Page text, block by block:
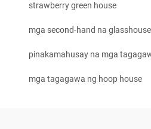
strawberry green house
mga second-hand na
pinakamahusay na mga
mga tagagawa ng hoop house